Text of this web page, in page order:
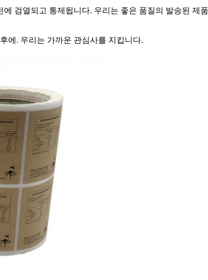
검열되고 통제됩니다. 우리는 좋은 품질의 발송된 제
에. 우리는 가까운 관심사를 지킵니다.